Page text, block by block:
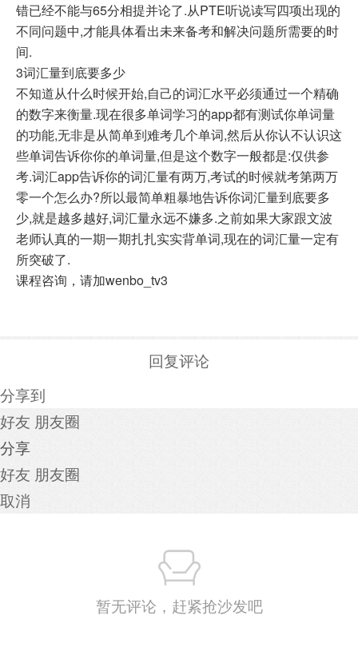
错已经不能与65分相提并论了.从PTE听说读写四项出现的
不同问题中,才能具体看出未来备考和解决问题所需要的时
间.
3词汇量到底要多少
不知道从什么时候开始,自己的词汇水平必须通过一个精确
的数字来衡量.现在很多单词学习的app都有测试你单词量
的功能,无非是从简单到难考几个单词,然后从你认不认识这
些单词告诉你你的单词量,但是这个数字一般都是:仅供参
考.词汇app告诉你的词汇量有两万,考试的时候就考第两万
零一个怎么办?所以最简单粗暴地告诉你词汇量到底要多
少,就是越多越好,词汇量永远不嫌多.之前如果大家跟文波
老师认真的一期一期扎扎实实背单词,现在的词汇量一定有
所突破了.
课程咨询，请加wenbo_tv3
回复评论
分享到
好友 朋友圈
分享
好友 朋友圈
取消
暂无评论，赶紧抢沙发吧